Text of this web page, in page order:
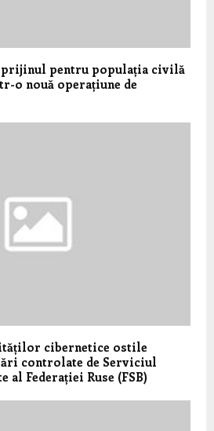
pentru populația civilă
o nouă operațiune de
cibernetice ostile
controlate de Serviciul
al Federației Ruse (FSB)